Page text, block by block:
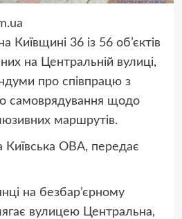
Київщині 36 із 56 об’єктів
на Центральній вулиці,
про співпрацю з
самоврядування щодо
маршрутів.
Київська ОВА, передає
на безбар’єрному
вулицею Центральна,